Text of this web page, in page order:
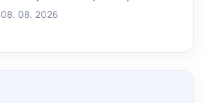
bytů
08. 08. 2026